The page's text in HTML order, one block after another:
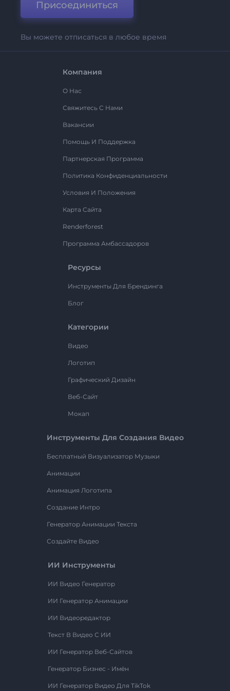
Присоединиться
Вы можете отписаться в любое время
Компания
О Нас
Свяжитесь С Нами
Вакансии
Помощь И Поддержка
Партнерская Программа
Политика Конфиденциальности
Условия И Положения
Карта Сайта
Renderforest
Программа Амбассадоров
Ресурсы
Инструменты Для Брендинга
Блог
Категории
Видео
Логотип
Графический Дизайн
Веб-Сайт
Мокап
Инструменты Для Создания Видео
Бесплатный Визуализатор Музыки
Анимации
Анимация Логотипа
Создание Интро
Генератор Анимации Текста
Создайте Видео
ИИ Инструменты
ИИ Видео Генератор
ИИ Генератор Анимации
ИИ Видеоредактор
Текст В Видео С ИИ
ИИ Генератор Веб-Сайтов
Генератор Бизнес - Имён
ИИ Генератор Видео Для TikTok